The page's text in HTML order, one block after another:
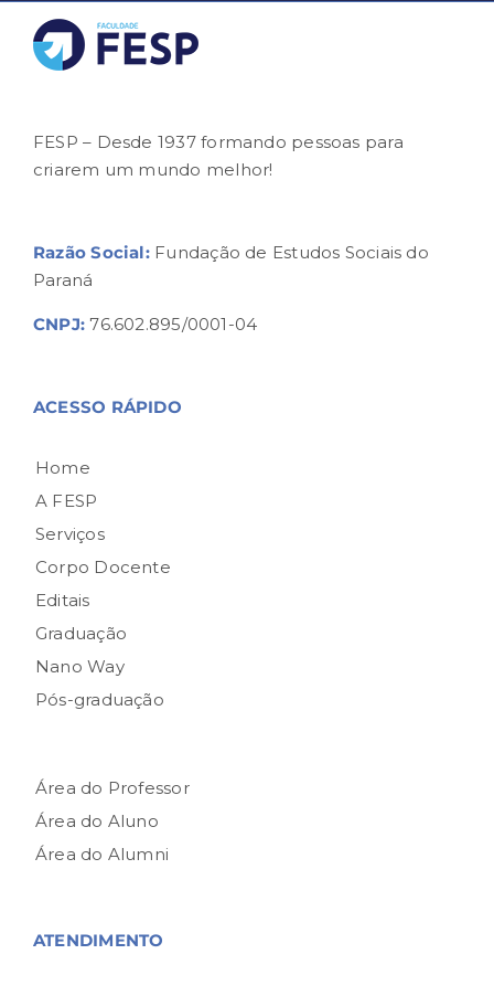
FESP – Desde 1937 formando pessoas para
criarem um mundo melhor!
Razão Social:Fundação de Estudos Sociais do
Paraná
CNPJ: 76.602.895/0001-04
ACESSO RÁPIDO
Home
A FESP
Serviços
Corpo Docente
Editais
Graduação
Nano Way
Pós-graduação
Área do Professor
Área do Aluno
Área do Alumni
ATENDIMENTO